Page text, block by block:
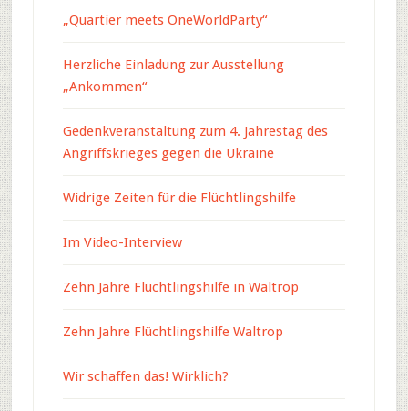
„Quartier meets OneWorldParty“
Herzliche Einladung zur Ausstellung
„Ankommen“
Gedenkveranstaltung zum 4. Jahrestag des
Angriffskrieges gegen die Ukraine
Widrige Zeiten für die Flüchtlingshilfe
Im Video-Interview
Zehn Jahre Flüchtlingshilfe in Waltrop
Zehn Jahre Flüchtlingshilfe Waltrop
Wir schaffen das! Wirklich?